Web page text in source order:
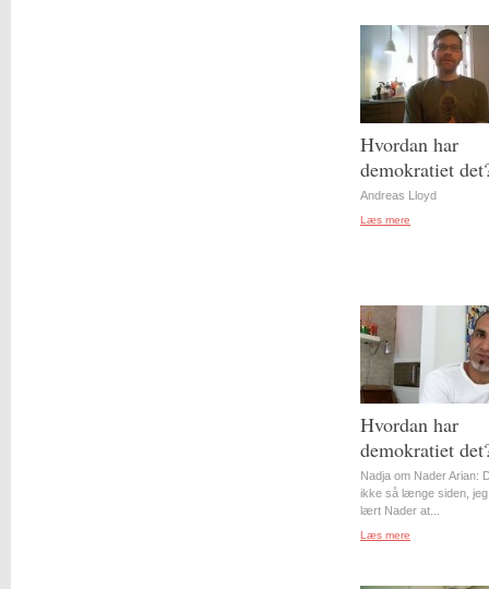
Hvordan har
demokratiet
Andreas Lloyd
Læs mere
Hvordan har
demokratiet
Nadja om Nader Arian:
ikke så længe siden,
lært Nader at...
Læs mere